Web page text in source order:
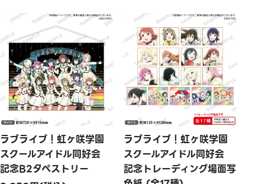
ラブライブ！虹ヶ咲学園
スクールアイドル同好会
記念B2タペストリー
ラブライブ！虹ヶ咲学園
スクールアイドル同好会
記念トレーディング場面写